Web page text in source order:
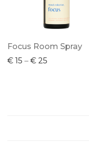
Focus Room Spray
€ 15 – € 25